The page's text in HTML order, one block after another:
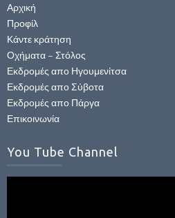
Αρχική
Προφίλ
Κάντε κράτηση
Οχήματα – Στόλος
Εκδρομές απο Ηγουμενίτσα
Εκδρομές απο Σύβοτα
Εκδρομές απο Πάργα
Επικοινωνία
You Tube Channel